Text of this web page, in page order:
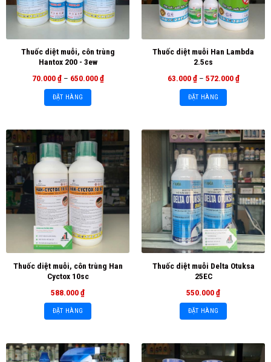
Thuốc diệt muỗi, côn trùng
Hantox 200 - 3ew
70.000₫ – 650.000₫
ĐẶT HÀNG
Thuốc diệt muỗi Han Lambda
2.5cs
63.000₫ – 572.000₫
ĐẶT HÀNG
Thuốc diệt muỗi, côn trùng Han
Cyctox 10sc
588.000₫
ĐẶT HÀNG
Thuốc diệt muỗi Delta Otuksa
25EC
550.000₫
ĐẶT HÀNG